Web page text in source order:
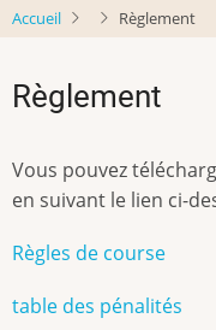
Accueil Règlement
Règlement
Vous pouvez
en suivant le lien ci-
Règles de course
table des pénalités